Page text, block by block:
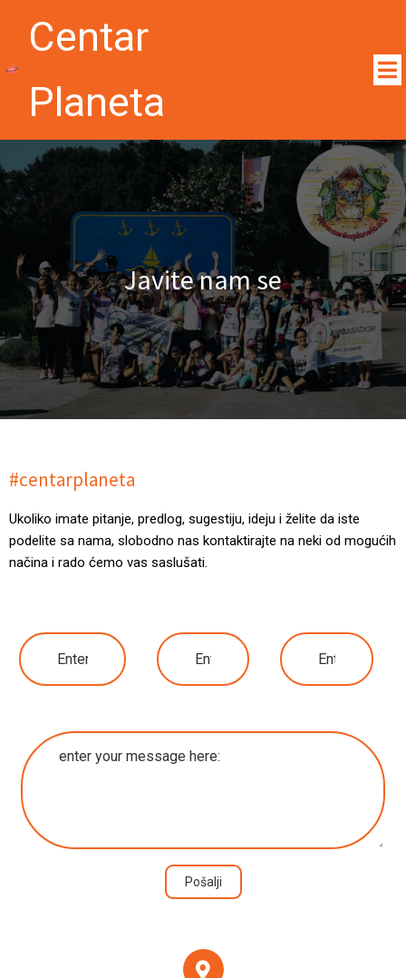
Centar
Planeta
Javite nam se
#centarplaneta
Ukoliko imate pitanje, predlog, sugestiju, ideju i želite da iste
podelite sa nama, slobodno nas kontaktirajte na neki od mogućih
načina i rado ćemo vas saslušati.
Pošalji